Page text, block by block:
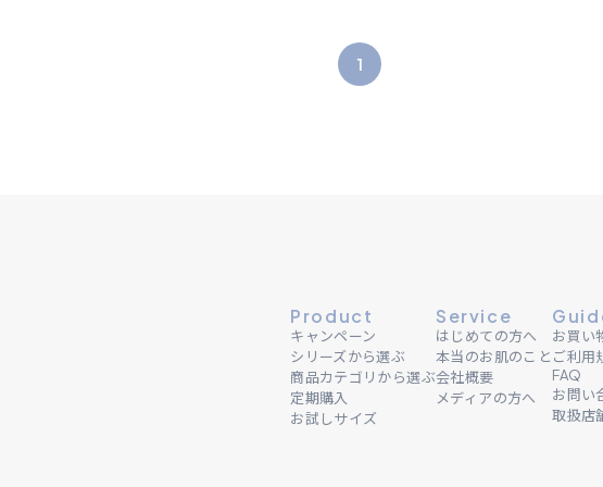
1
Product
キャンペーン
シリーズから選ぶ
商品カテゴリから選ぶ
定期購入
お試しサイズ
Service
はじめての方へ
本当のお肌のこと
会社概要
メディアの方へ
お買い
ご利用
FAQ
お問い
取扱店